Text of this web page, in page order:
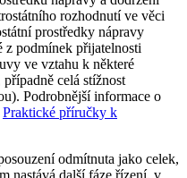
rozhodnutí ve věci
prostředky nápravy
podmínek přijatelnosti
ve vztahu k některé
celá stížnost
Podrobnější informace o
Praktické příručky k
odmítnuta jako celek,
nastává další fáze řízení, v